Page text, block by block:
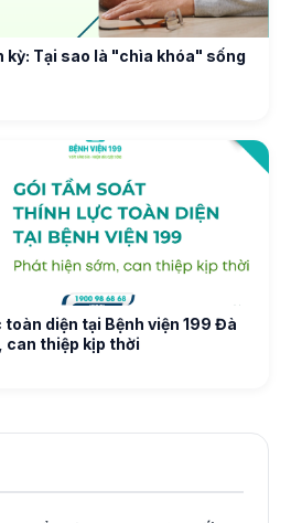
kỳ: Tại sao là "chìa khóa" sống
diện tại Bệnh viện 199 Đà
can thiệp kịp thời